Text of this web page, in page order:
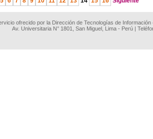
ofrecido por la Dirección de Tecnologías de
Av. Universitaria N° 1801, San Miguel, Lima - Perú |